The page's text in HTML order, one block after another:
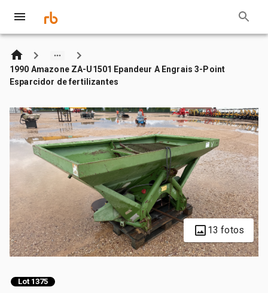
1990 Amazone ZA-U1501 Epandeur A Engrais 3-Point
Esparcidor de fertilizantes
13 fotos
Lot 1375